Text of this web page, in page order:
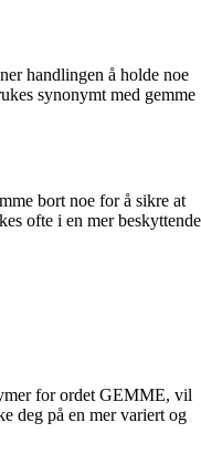
handlingen å holde noe
synonymt med gemme
bort noe for å sikre at
ofte i en mer beskyttende
for ordet GEMME, vil
deg på en mer variert og